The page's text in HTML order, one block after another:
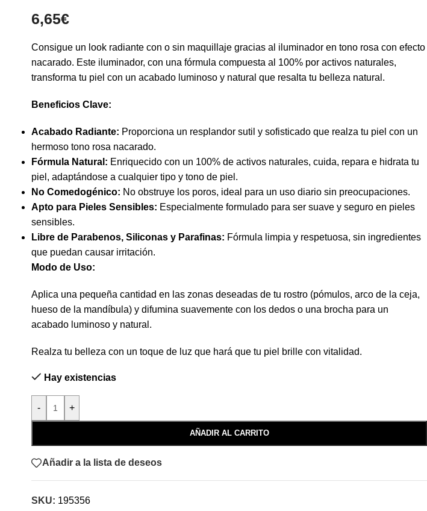
6,65€
Consigue un look radiante con o sin maquillaje gracias al iluminador en tono rosa con efecto
nacarado. Este iluminador, con una fórmula compuesta al 100% por activos naturales,
transforma tu piel con un acabado luminoso y natural que resalta tu belleza natural.
Beneficios Clave:
Acabado Radiante: Proporciona un resplandor sutil y sofisticado que realza tu piel con un
hermoso tono rosa nacarado.
Fórmula Natural: Enriquecido con un 100% de activos naturales, cuida, repara e hidrata tu
piel, adaptándose a cualquier tipo y tono de piel.
No Comedogénico: No obstruye los poros, ideal para un uso diario sin preocupaciones.
Apto para Pieles Sensibles: Especialmente formulado para ser suave y seguro en pieles
sensibles.
Libre de Parabenos, Siliconas y Parafinas: Fórmula limpia y respetuosa, sin ingredientes
que puedan causar irritación.
Modo de Uso:
Aplica una pequeña cantidad en las zonas deseadas de tu rostro (pómulos, arco de la ceja,
hueso de la mandíbula) y difumina suavemente con los dedos o una brocha para un
acabado luminoso y natural.
Realza tu belleza con un toque de luz que hará que tu piel brille con vitalidad.
Hay existencias
- +
AÑADIR AL CARRITO
Añadir a la lista de deseos
SKU: 195356